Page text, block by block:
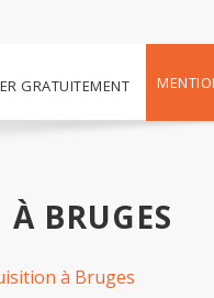
GRATUITEMENT
BRUGES
à Bruges